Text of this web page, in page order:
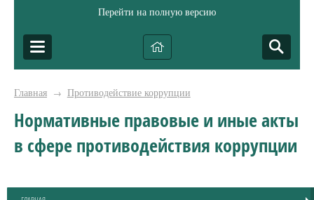
Перейти на полную версию
Главная → Противодействие коррупции
Нормативные правовые и иные акты
в сфере противодействия коррупции